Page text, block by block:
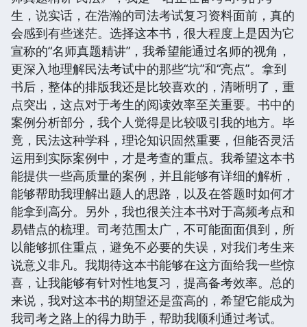
生，说实话，在浩瀚的司法考试复习资料面前，真的
会感到有些迷茫。选择这本书，很大程度上是因为它
宣称的“名师真题精讲”，我希望能通过名师的视角，
更深入地理解民法考试中的那些“坑”和“亮点”。拿到
书后，整体的排版我还是比较喜欢的，清晰明了，重
点突出，这点对于考生的阅读效率至关重要。书中的
案例分析部分，我个人觉得是比较吸引我的地方。毕
竟，民法这种学科，理论知识固然重要，但能否灵活
运用到实际案例中，才是考查的重点。我希望这本书
能提供一些高质量的案例，并且能够有详细的解析，
能够帮助我理解出题人的思路，以及在答题时如何才
能拿到高分。另外，我也很关注本书对于高频考点和
易错点的梳理。司考范围太广，不可能面面俱到，所
以能够抓住重点，避免不必要的失误，对我们考生来
说意义非凡。我期待这本书能够在这方面给我一些惊
喜，让我能够有针对性地复习，提高备考效率。总的
来说，我对这本书的期望还是蛮高的，希望它能成为
我司考之路上的得力助手，帮助我顺利通过考试。